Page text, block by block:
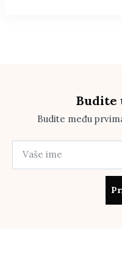
Budite
Budite među